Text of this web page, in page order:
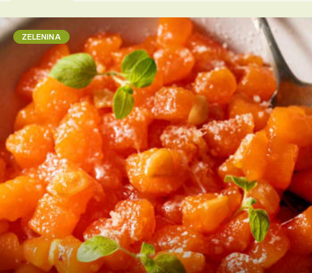
ZELENINA